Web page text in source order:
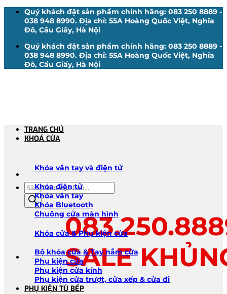
Quý khách đặt sản phẩm chính hãng: 083 250 8889 -
038 948 8990. Địa chỉ: 55A Hoàng Quốc Việt, Nghĩa
Đô, Cầu Giấy, Hà Nội
Quý khách đặt sản phẩm chính hãng: 083 250 8889 -
038 948 8990. Địa chỉ: 55A Hoàng Quốc Việt, Nghĩa
Đô, Cầu Giấy, Hà Nội
Tìm
kiếm
sản
phẩm
SALE
TRANG CHỦ
KHOÁ CỬA
Khóa vân tay và điện tử
Khóa điện tử
Khóa vân tay
Khóa Bluetooth
Chuông cửa màn hình
Khóa cửa & Phụ kiện cửa
Bộ khóa cửa & Tay nắm cửa
Phụ kiện cửa
Phụ kiện cửa kính
Phụ kiện cửa trượt, cửa xếp & cửa đi
PHỤ KIỆN TỦ BẾP